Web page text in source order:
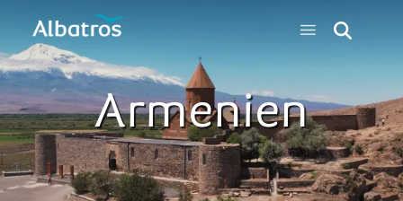
Armenien